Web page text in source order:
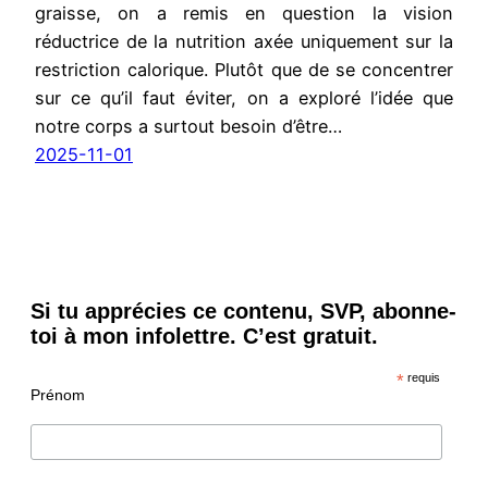
graisse, on a remis en question la vision
réductrice de la nutrition axée uniquement sur la
restriction calorique. Plutôt que de se concentrer
sur ce qu’il faut éviter, on a exploré l’idée que
notre corps a surtout besoin d’être…
2025-11-01
Si tu apprécies ce contenu, SVP, abonne-
toi à mon infolettre. C’est gratuit.
* requis
Prénom